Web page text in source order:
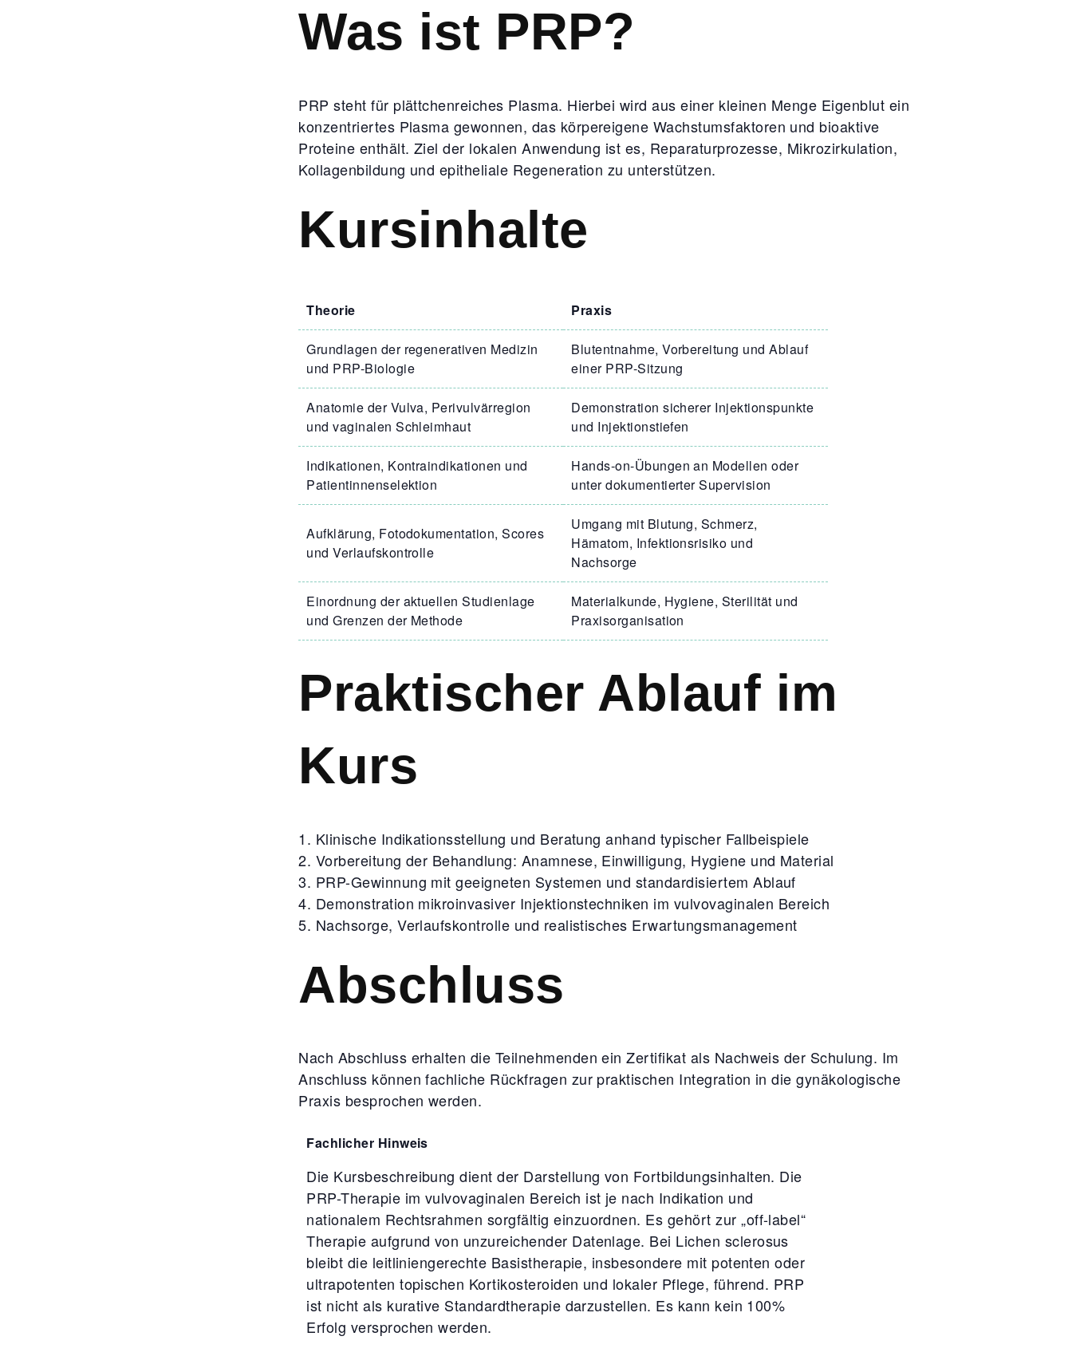
Was ist PRP?
PRP steht für plättchenreiches Plasma. Hierbei wird aus einer kleinen Menge Eigenblut ein
konzentriertes Plasma gewonnen, das körpereigene Wachstumsfaktoren und bioaktive
Proteine enthält. Ziel der lokalen Anwendung ist es, Reparaturprozesse, Mikrozirkulation,
Kollagenbildung und epitheliale Regeneration zu unterstützen.
Kursinhalte
Theorie Praxis
Grundlagen der regenerativen Medizin
und PRP-Biologie
Blutentnahme, Vorbereitung und Ablauf
einer PRP-Sitzung
Anatomie der Vulva, Perivulvärregion
und vaginalen Schleimhaut
Demonstration sicherer Injektionspunkte
und Injektionstiefen
Indikationen, Kontraindikationen und
Patientinnenselektion
Hands-on-Übungen an Modellen oder
unter dokumentierter Supervision
Aufklärung, Fotodokumentation, Scores
und Verlaufskontrolle
Umgang mit Blutung, Schmerz,
Hämatom, Infektionsrisiko und
Nachsorge
Einordnung der aktuellen Studienlage
und Grenzen der Methode
Materialkunde, Hygiene, Sterilität und
Praxisorganisation
Praktischer Ablauf im
Kurs
Klinische Indikationsstellung und Beratung anhand typischer Fallbeispiele
Vorbereitung der Behandlung: Anamnese, Einwilligung, Hygiene und Material
PRP-Gewinnung mit geeigneten Systemen und standardisiertem Ablauf
Demonstration mikroinvasiver Injektionstechniken im vulvovaginalen Bereich
Nachsorge, Verlaufskontrolle und realistisches Erwartungsmanagement
Abschluss
Nach Abschluss erhalten die Teilnehmenden ein Zertifikat als Nachweis der Schulung. Im
Anschluss können fachliche Rückfragen zur praktischen Integration in die gynäkologische
Praxis besprochen werden.
Fachlicher Hinweis
Die Kursbeschreibung dient der Darstellung von Fortbildungsinhalten. Die
PRP-Therapie im vulvovaginalen Bereich ist je nach Indikation und
nationalem Rechtsrahmen sorgfältig einzuordnen. Es gehört zur „off-label“
Therapie aufgrund von unzureichender Datenlage. Bei Lichen sclerosus
bleibt die leitliniengerechte Basistherapie, insbesondere mit potenten oder
ultrapotenten topischen Kortikosteroiden und lokaler Pflege, führend. PRP
ist nicht als kurative Standardtherapie darzustellen. Es kann kein 100%
Erfolg versprochen werden.